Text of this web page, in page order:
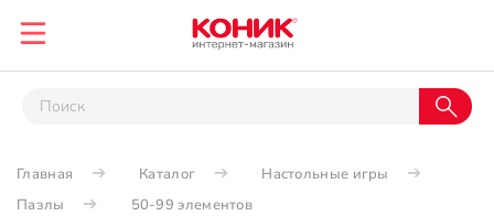
Главная Каталог
Настольные игры
Пазлы
50-99 элементов